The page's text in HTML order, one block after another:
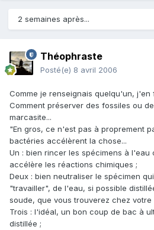
2 semaines après...
Théophraste
Posté(e) 8 avril 2006
Comme je renseignais quelqu'un, j'en
Comment préserver des fossiles ou
marcasite...
"En gros, ce n'est pas à proprement
bactéries accélèrent la chose...
Un : bien rincer les spécimens à l'eau
accélère les réactions chimiques ;
Deux : bien neutraliser le spécimen
"travailler", de l'eau, si possible
soude, que vous trouverez chez
Trois : l'idéal, un bon coup de bac à
distillée ;